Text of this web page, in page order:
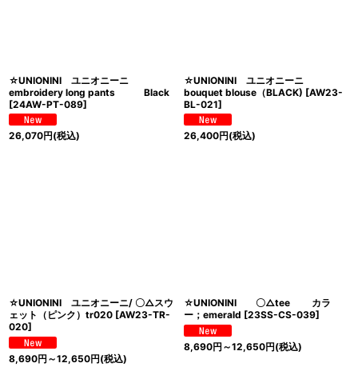
☆UNIONINI ユニオニーニ
embroidery long pants Black
[24AW-PT-089]
26,070円(税込)
☆UNIONINI ユニオニーニ
bouquet blouse（BLACK) [AW23-
BL-021]
26,400円(税込)
☆UNIONINI ユニオニーニ/ 〇△スウ
ェット（ピンク）tr020 [AW23-TR-
020]
8,690円 ～12,650円(税込)
☆UNIONINI 〇△tee カラ
ー；emerald [23SS-CS-039]
8,690円 ～12,650円(税込)